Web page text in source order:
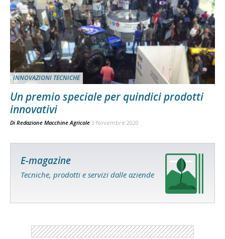
INNOVAZIONI TECNICHE
Un premio speciale per quindici prodotti
innovativi
Di Redazione Macchine Agricole 3 Novembre 2020
E-magazine
Tecniche, prodotti e servizi dalle aziende